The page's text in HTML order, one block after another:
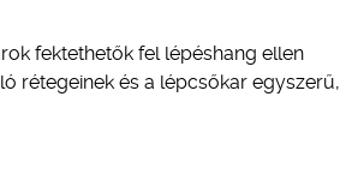
fektethetők fel lépéshang ellen
rétegeinek és a lépcsőkar egyszerű,